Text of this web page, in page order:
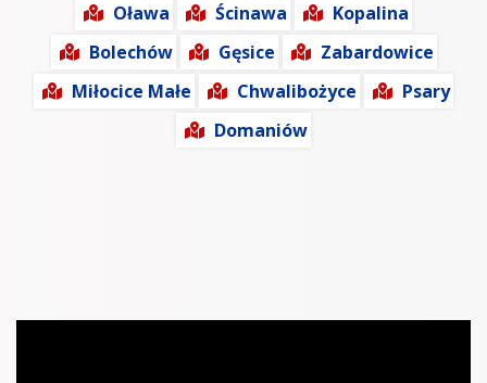
Oława
Ścinawa
Kopalina
Bolechów
Gęsice
Zabardowice
Miłocice Małe
Chwalibożyce
Psary
Domaniów